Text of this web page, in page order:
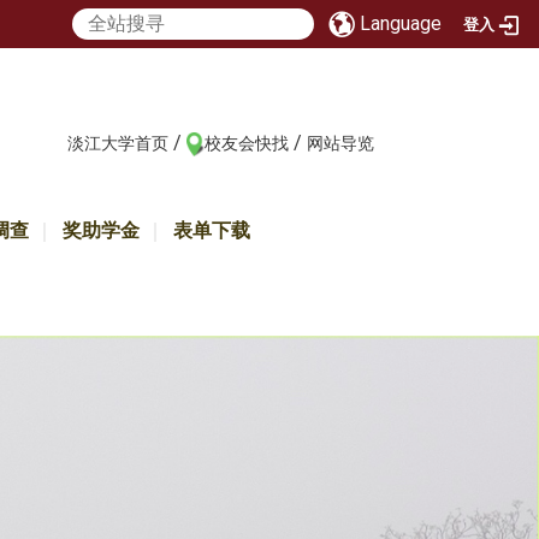
Language 登入
淡江大学首页 / 校友会快找 / 网站导览
查 奖助学金 表单下载